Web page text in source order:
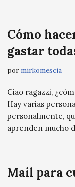
Cómo
gastar
por mirkomescia
Ciao ragazzi,
Hay varias
personalmente,
aprenden mucho
Mail para